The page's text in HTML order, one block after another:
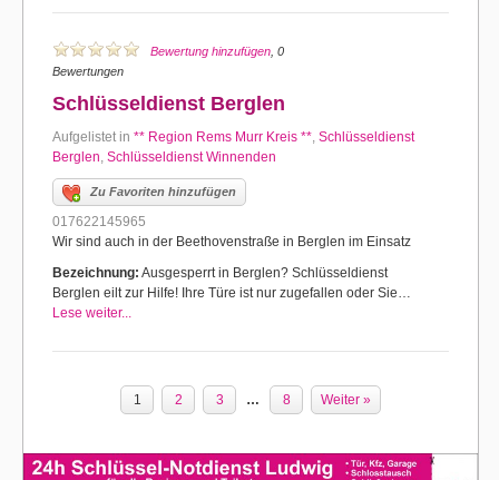
Bewertung hinzufügen , 0
Bewertungen
Schlüsseldienst Berglen
Aufgelistet in ** Region Rems Murr Kreis **, Schlüsseldienst
Berglen, Schlüsseldienst Winnenden
Zu Favoriten hinzufügen
017622145965
Wir sind auch in der Beethovenstraße in Berglen im Einsatz
Bezeichnung: Ausgesperrt in Berglen? Schlüsseldienst
Berglen eilt zur Hilfe! Ihre Türe ist nur zugefallen oder Sie…
Lese weiter...
1 2 3 … 8 Weiter »